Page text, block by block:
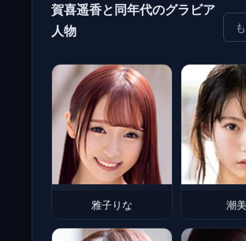
賀喜遥香と同年代のグラビア
人物
雅子りな 潮